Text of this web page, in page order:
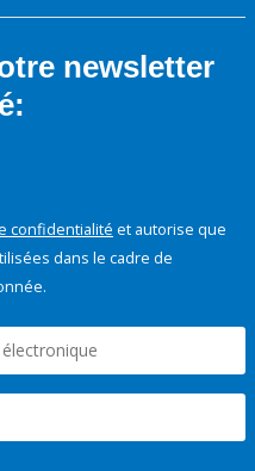
newsletter
confidentialité et autorise que
dans le cadre de